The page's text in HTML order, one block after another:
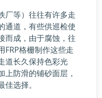
厂等）往往有许多走
通道，有些供巡检使
而成，由于腐蚀，往
FRP格栅制作这些走
道长久保持色彩光
防滑的铺砂面层，
选择。